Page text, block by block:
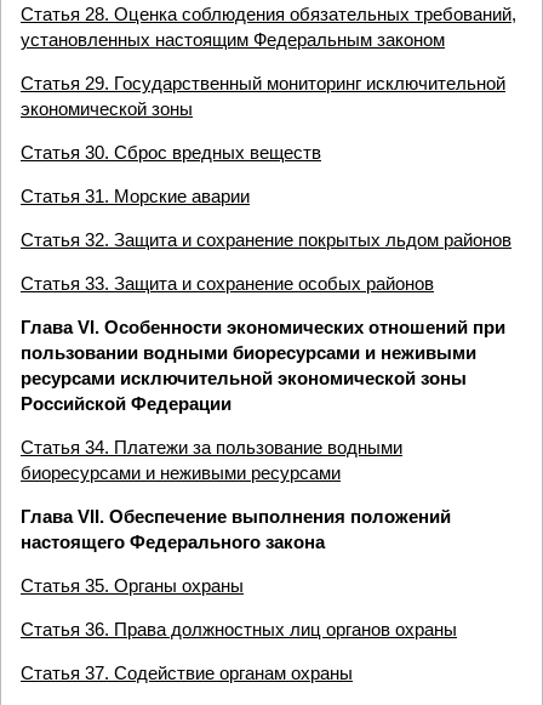
Статья 28. Оценка соблюдения обязательных требований,
установленных настоящим Федеральным законом
Статья 29. Государственный мониторинг исключительной
экономической зоны
Статья 30. Сброс вредных веществ
Статья 31. Морские аварии
Статья 32. Защита и сохранение покрытых льдом районов
Статья 33. Защита и сохранение особых районов
Глава VI. Особенности экономических отношений при
пользовании водными биоресурсами и неживыми
ресурсами исключительной экономической зоны
Российской Федерации
Статья 34. Платежи за пользование водными
биоресурсами и неживыми ресурсами
Глава VII. Обеспечение выполнения положений
настоящего Федерального закона
Статья 35. Органы охраны
Статья 36. Права должностных лиц органов охраны
Статья 37. Содействие органам охраны